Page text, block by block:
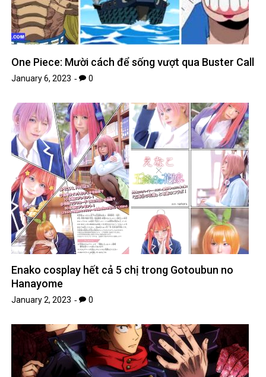
One Piece: Mười cách để sống vượt qua Buster Call
January 6, 2023 0
Enako cosplay hết cả 5 chị trong Gotoubun no
Hanayome
January 2, 2023 0